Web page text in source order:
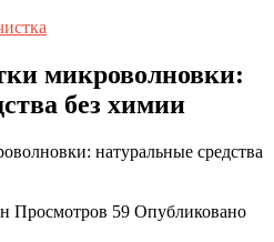
микроволновки:
без химии
Просмотров 59 Опубликовано